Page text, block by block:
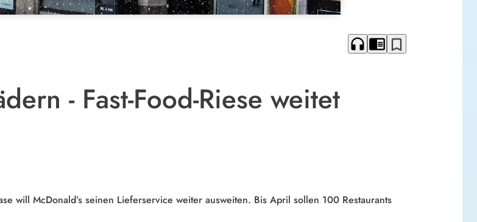
headphones chrome_reader_mode bookmark_border
- Fast-Food-Riese weitet
will McDonald’s seinen Lieferservice weiter ausweiten. Bis April sollen 100 Restaurants